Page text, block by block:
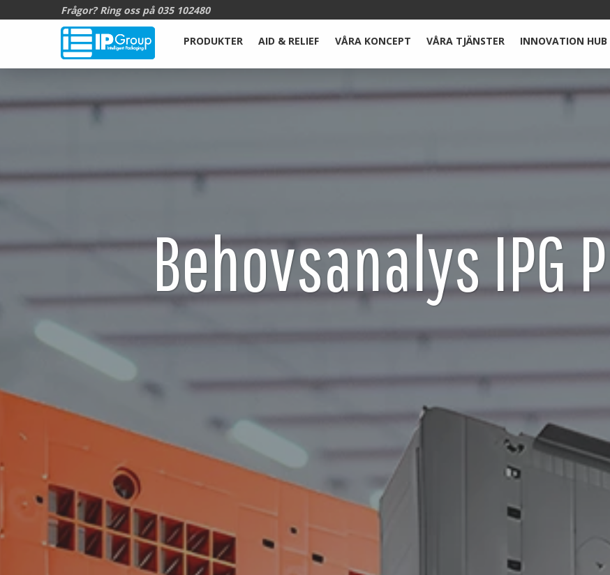
Frågor? Ring oss på 035 102480
PRODUKTER AID & RELIEF VÅRA KONCEPT VÅRA TJÄNSTER INNOVATION HUB
Behovsanalys IPG